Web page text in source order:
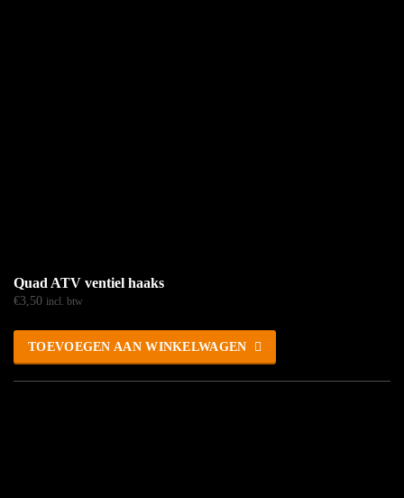
Quad ATV ventiel haaks
€3,50 incl. btw
TOEVOEGEN AAN WINKELWAGEN